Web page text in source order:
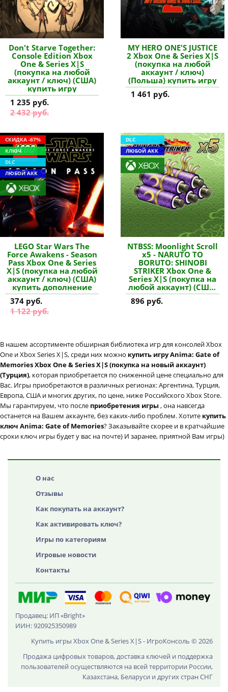
Don't Starve Together:
Console Edition Xbox
One & Series X|S
(покупка на любой
аккаунт / ключ) (США)
купить игру
1 235 руб.
2 432 руб.
MY HERO ONE'S JUSTICE
2 Xbox One & Series X|S
(покупка на любой
аккаунт / ключ)
(Польша) купить игру
1 461 руб.
СКИДКА -67%
КЛЮЧ
DLC
ЛЮБОЙ АКК
LEGO Star Wars The
Force Awakens - Season
Pass Xbox One & Series
X|S (покупка на любой
аккаунт / ключ) (США)
купить дополнение
374 руб.
1 122 руб.
DLC
ЛЮБОЙ АКК
NTBSS: Moonlight Scroll
x5 - NARUTO TO
BORUTO: SHINOBI
STRIKER Xbox One &
Series X|S (покупка на
любой аккаунт) (США)
купить дополнение
896 руб.
В нашем ассортименте обширная библиотека игр для консолей Xbox
One и Xbox Series X|S, среди них можно купить игру Anima: Gate of
Memories Xbox One & Series X|S (покупка на новый аккаунт)
(Турция), которая приобретается по сниженной цене специально для
Вас. Игры приобретаются в различных регионах: Аргентина, Турция,
Европа, США и многих других, по цене, ниже Российского Xbox Store.
Мы гарантируем, что после приобретения игры , она навсегда
останется на Вашем аккаунте, без каких-либо проблем. Хотите купить
ключ Anima: Gate of Memories? Заказывайте скорее и в кратчайшие
сроки ключ игры будет у вас на почте) И заранее, приятной Вам игры)
О нас
Отзывы
Как покупать на аккаунт?
Как активировать ключ?
Игры по категориям
Игровые новости
Контакты
Продавец: ИП «Bright»
ИИН: 920925350989
Купить игры Xbox One & Series X|S - ИгроКонсоль © 2026
Продажа цифровых товаров, доставка ключей и поддержка
пользователей осуществляются на всей территории России,
Казахстана, Беларуси и других стран СНГ